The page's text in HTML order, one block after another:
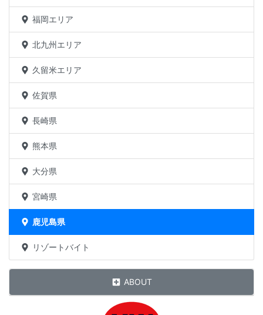
福岡エリア
北九州エリア
久留米エリア
佐賀県
長崎県
熊本県
大分県
宮崎県
鹿児島県
リゾートバイト
ABOUT